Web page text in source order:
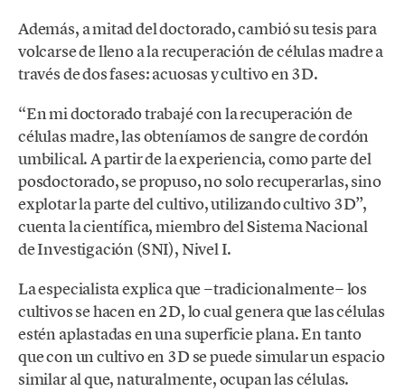
Además, a mitad del doctorado, cambió su tesis para
volcarse de lleno a la recuperación de células madre a
través de dos fases: acuosas y cultivo en 3D.
“En mi doctorado trabajé con la recuperación de
células madre, las obteníamos de sangre de cordón
umbilical. A partir de la experiencia, como parte del
posdoctorado, se propuso, no solo recuperarlas, sino
explotar la parte del cultivo, utilizando cultivo 3D”,
cuenta la científica, miembro del Sistema Nacional
de Investigación (SNI), Nivel I.
La especialista explica que −tradicionalmente− los
cultivos se hacen en 2D, lo cual genera que las células
estén aplastadas en una superficie plana. En tanto
que con un cultivo en 3D se puede simular un espacio
similar al que, naturalmente, ocupan las células.